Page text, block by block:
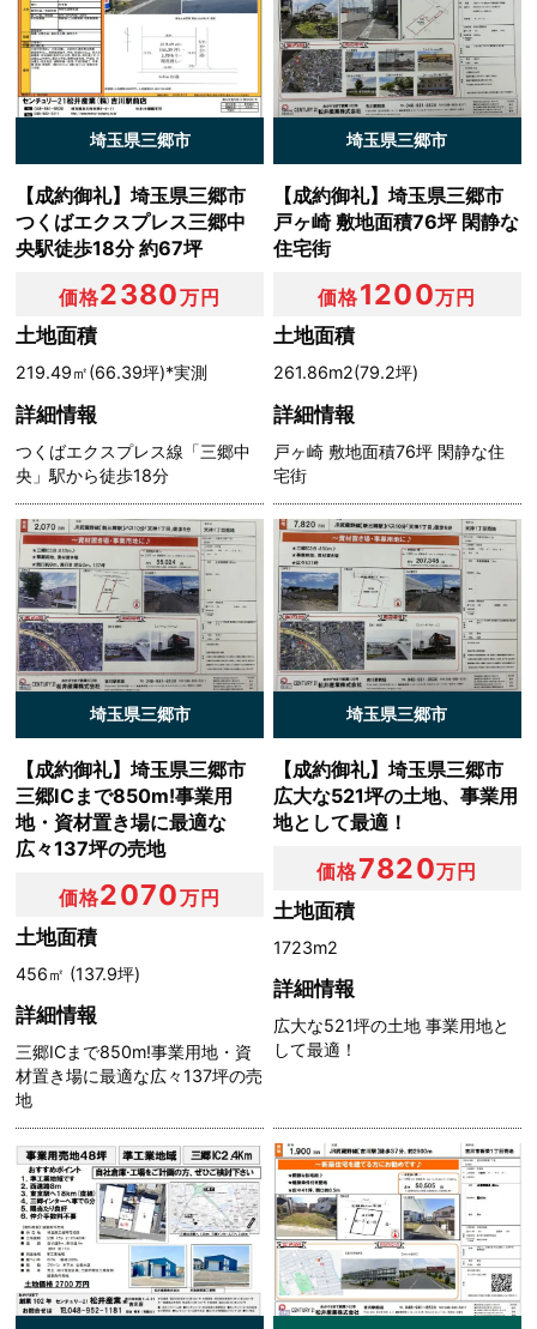
または名称について，あらかじめ本人に通知し，または本
人が容易に知り得る状態に置いているとき
第５条（個人情報の開示）
当社は，本人から個人情報の開示を求められたときは，本
人に対し，遅滞なくこれを開示します。ただし，開示する
ことにより次のいずれかに該当する場合は，その全部また
は一部を開示しないこともあり，開示しない決定をした場
開示に際しては，１件あたり１，０００円の手数料を申し
受けます。
利益を害するおそれがある場合
（2）当社の業務の適正な実施に著しい支障を及ぼすおそ
（3）その他法令に違反することとなる場合
前項の定めにかかわらず，履歴情報および特性情報などの
せん。
第６条（個人情報の訂正および削除）
ユーザーは，当社の保有する自己の個人情報が誤った情報
である場合には，当社が定める手続きにより，当社に対し
て個人情報の訂正または削除を請求することができます。
る必要があると判断した場合には，遅滞なく，当該個人情
報の訂正または削除を行い，これをユーザーに通知しま
す。
第７条（個人情報の利用停止等）
当社は，本人から，個人情報が，利用目的の範囲を超えて
取り扱われているという理由，または不正の手段により取
得されたものであるという理由により，その利用の停止ま
たは消去（以下，「利用停止等」といいます。）を求めら
れた場合には，遅滞なく必要な調査を行い，その結果に基
る場合その他利用停止等を行うことが困難な場合であっ
て，本人の権利利益を保護するために必要なこれに代わる
べき措置をとれる場合は，この代替策を講じます。
第８条（プライバシーポリシーの変更）
埼玉県三郷市
【成約御礼】埼玉県三郷市
つくばエクスプレス三郷中
央駅徒歩18分 約67坪
価格2380万円
土地面積
219.49㎡(66.39坪)*実測
詳細情報
つくばエクスプレス線「三郷中
央」駅から徒歩18分
埼玉県三郷市
【成約御礼】埼玉県三郷市
戸ヶ崎 敷地面積76坪 閑静な
住宅街
価格1200万円
土地面積
261.86m2(79.2坪)
詳細情報
戸ヶ崎 敷地面積76坪 閑静な住
宅街
埼玉県三郷市
【成約御礼】埼玉県三郷市
三郷ICまで850m!事業用
地・資材置き場に最適な
広々137坪の売地
価格2070万円
土地面積
456㎡ (137.9坪)
詳細情報
三郷ICまで850m!事業用地・資
材置き場に最適な広々137坪の売
地
埼玉県三郷市
【成約御礼】埼玉県三郷市
広大な521坪の土地、事業用
地として最適！
価格7820万円
土地面積
1723m2
詳細情報
広大な521坪の土地 事業用地と
して最適！